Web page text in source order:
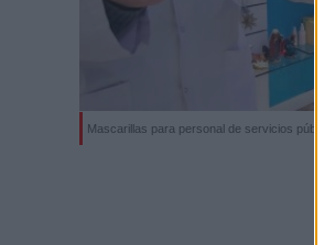
Mascarillas para personal de servicios públicos